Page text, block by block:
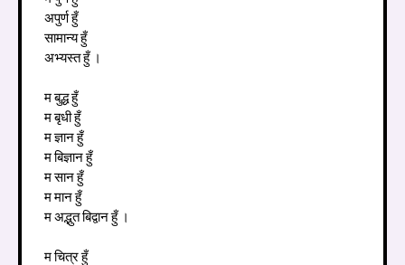
अपुर्ण हुँ
सामान्य हुँ
अभ्यस्त हुँ ।
म बुद्ध हुँ
म बृधी हुँ
म ज्ञान हुँ
म बिज्ञान हुँ
म सान हुँ
म मान हुँ
म अद्भुत बिद्वान हुँ ।
म चित्र हुँ